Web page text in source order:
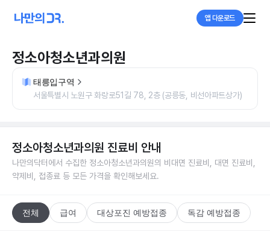
앱 다운로드
정소아청소년과의원
태릉입구역
서울특별시 노원구 화랑로51길 78, 2층 (공릉동, 비선아파트상가)
정소아청소년과의원 진료비 안내
나만의닥터에서 수집한 정소아청소년과의원의 비대면 진료비, 대면 진료비,
약제비, 접종료 등 모든 가격을 확인해보세요.
전체 급여 대상포진 예방접종 독감 예방접종